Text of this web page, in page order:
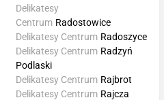
Delikatesy
Centrum Radostowice
Delikatesy Centrum Radoszyce
Delikatesy Centrum Radzyń
Podlaski
Delikatesy Centrum Rajbrot
Delikatesy Centrum Rajcza